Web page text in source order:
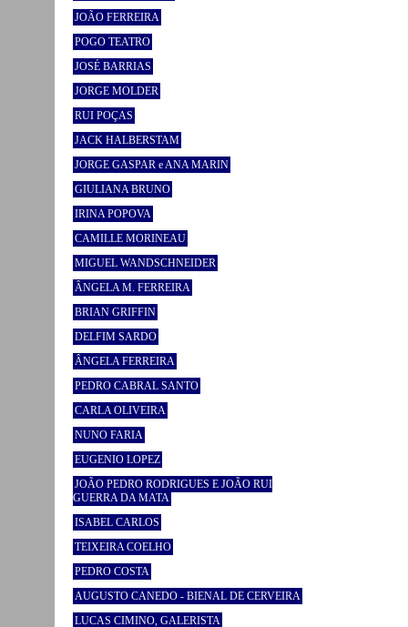
JOÃO FERREIRA
POGO TEATRO
JOSÉ BARRIAS
JORGE MOLDER
RUI POÇAS
JACK HALBERSTAM
JORGE GASPAR e ANA MARIN
GIULIANA BRUNO
IRINA POPOVA
CAMILLE MORINEAU
MIGUEL WANDSCHNEIDER
ÂNGELA M. FERREIRA
BRIAN GRIFFIN
DELFIM SARDO
ÂNGELA FERREIRA
PEDRO CABRAL SANTO
CARLA OLIVEIRA
NUNO FARIA
EUGENIO LOPEZ
JOÃO PEDRO RODRIGUES E JOÃO RUI
GUERRA DA MATA
ISABEL CARLOS
TEIXEIRA COELHO
PEDRO COSTA
AUGUSTO CANEDO - BIENAL DE CERVEIRA
LUCAS CIMINO, GALERISTA